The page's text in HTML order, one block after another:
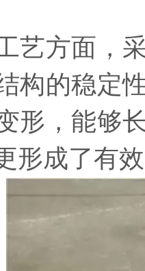
方面，采
构的稳定
形，能够
形成了有